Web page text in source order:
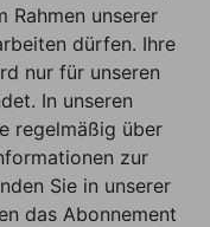
Rahmen unserer
dürfen. Ihre
nur für unseren
In unseren
regelmäßig über
zur
Sie in unserer
das Abonnement